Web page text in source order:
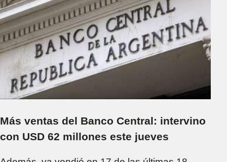
Más ventas del Banco Central: intervino
con USD 62 millones este jueves